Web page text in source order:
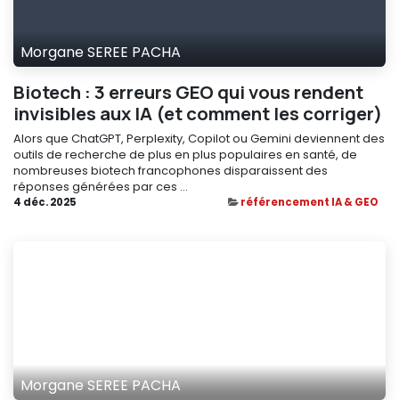
Morgane SEREE PACHA
Biotech : 3 erreurs GEO qui vous rendent
invisibles aux IA (et comment les corriger)
Alors que ChatGPT, Perplexity, Copilot ou Gemini deviennent des
outils de recherche de plus en plus populaires en santé, de
nombreuses biotech francophones disparaissent des
réponses générées par ces ...
4 déc. 2025 référencement IA & GEO
Morgane SEREE PACHA